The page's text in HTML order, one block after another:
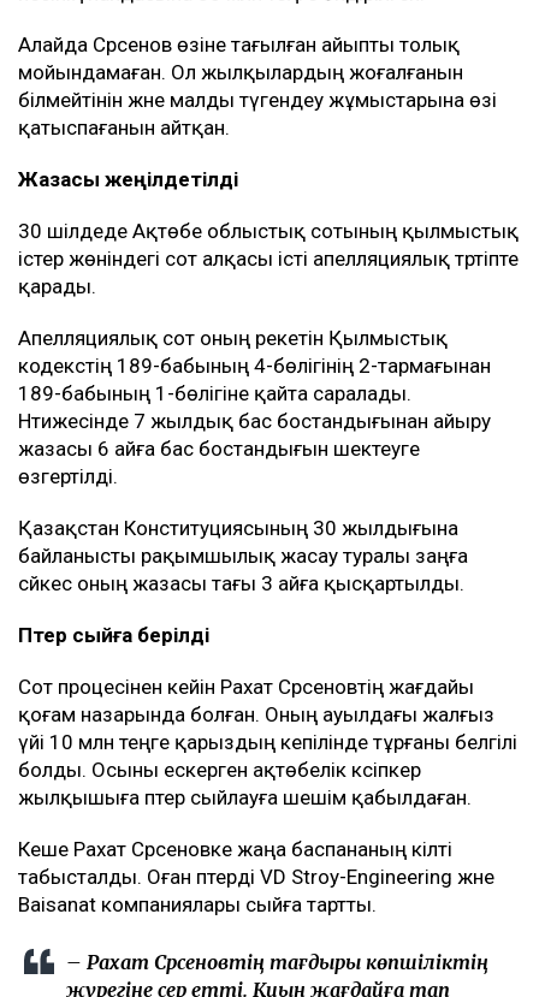
Биыл сәуірде азаматтық іс бойынша сот Тәжіғали
Елеуовтің пайдасына 10 млн теңге өндіру туралы
шешім шығарды, яғни Рахат Сәрсеновтің жалғыз
үшін 10 млн теңге төлеуі қажет.
Қылмыстық іс
Бұдан бөлек, Рахат Сәрсеновке 2019-2024 жылдар
айып тағылған.
Мұғалжар аудандық соты оны Қылмыстық
кодекстің 189-бабы 4-бөлігі 2-тармағы бойынша
кінәлі деп танып, 7 жылға бас бостандығынан
айырған. Сонымен қатар одан шаруа қожалығының
Алайда Сәрсенов өзіне тағылған айыпты толық
мойындамаған. Ол жылқылардың жоғалғанын
қатыспағанын айтқан.
Жазасы жеңілдетілді
30 шілдеде Ақтөбе облыстық сотының қылмыстық
істер жөніндегі сот алқасы істі апелляциялық тәртіпте
қарады.
Апелляциялық сот оның әрекетін Қылмыстық
кодекстің 189-бабының 4-бөлігінің 2-тармағынан
189-бабының 1-бөлігіне қайта саралады.
жазасы 6 айға бас бостандығын шектеуге
өзгертілді.